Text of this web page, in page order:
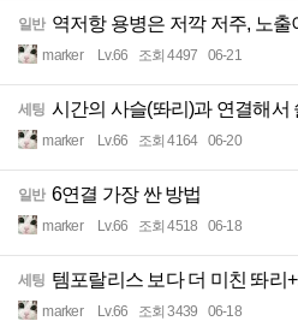
일반 역저항 용병은 저깍 저주, 노출
marker Lv.66 조회 4497 06-21
세팅 시간의 사슬(똬리)과 연결해서
marker Lv.66 조회 4164 06-20
일반 6연결 가장 싼 방법
marker Lv.66 조회 4518 06-18
세팅 템포랄리스 보다 더 미친 똬리
marker Lv.66 조회 3439 06-18